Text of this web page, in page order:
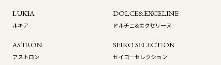
LUKIA
ルキア
DOLCE&EXCELINE
ドルチェ&エクセリーヌ
ASTRON
アストロン
SEIKO SELECTION
セイコーセレクション